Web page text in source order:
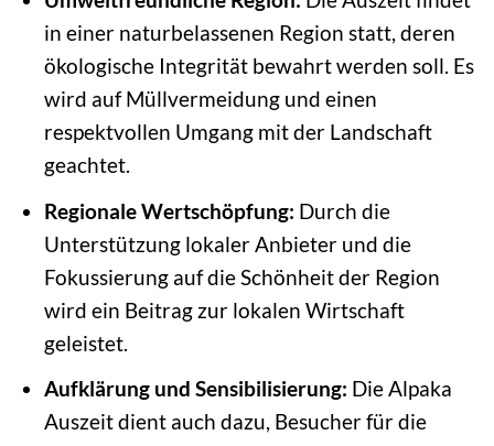
in einer naturbelassenen Region statt, deren
ökologische Integrität bewahrt werden soll. Es
wird auf Müllvermeidung und einen
respektvollen Umgang mit der Landschaft
geachtet.
Regionale Wertschöpfung: Durch die
Unterstützung lokaler Anbieter und die
Fokussierung auf die Schönheit der Region
wird ein Beitrag zur lokalen Wirtschaft
geleistet.
Aufklärung und Sensibilisierung: Die Alpaka
Auszeit dient auch dazu, Besucher für die